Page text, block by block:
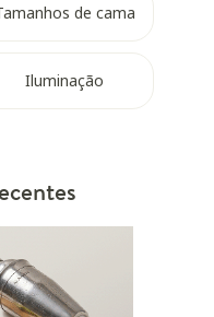
de cama
Iluminação